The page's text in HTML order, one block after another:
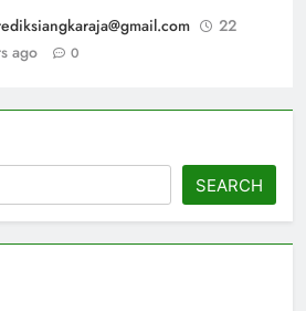
22
ago
0
SEARCH